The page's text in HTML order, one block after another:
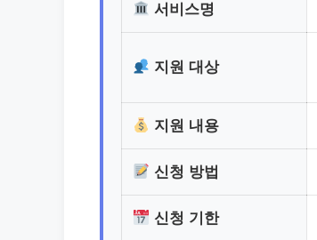
서비스명
지원 대상
지원 내용
신청 방법
신청 기한